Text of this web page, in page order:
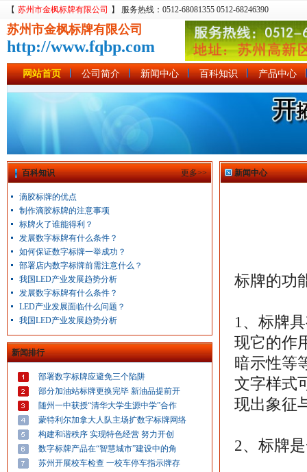
【 苏州市金枫标牌有限公司 】 服务热线：0512-68081355 0512-68246390
苏州市金枫标牌有限公司
http://www.fqbp.com
网站首页 公司简介 新闻中心 百科知识 产品中心
百科知识 更多>>
滴胶标牌的优点
制作滴胶标牌的注意事项
标牌火了谁能得利？
发展数字标牌有什么条件？
如何保证数字标牌一举成功？
部署店内数字标牌前需注意什么？
我国LED产业发展趋势分析
发展数字标牌有什么条件？
LED产业发展面临什么问题？
我国LED产业发展趋势分析
新闻排行
部署数字标牌应避免三个陷阱
部分加油站标牌更换完毕 新油品提前开
随州一中获授“清华大学生源中学”合作
蒙特利尔加拿大人队主场扩数字标牌网络
构建和谐秩序 实现特色经营 努力开创
数字标牌产品在“智慧城市”建设中的角
苏州开展校车检查 一校车停车指示牌存
新闻中心
标牌的功
1、标牌
现它的作
暗示性等
文字样式
现出象征
2、标牌